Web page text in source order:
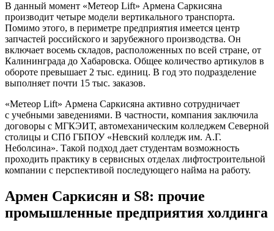
В данный момент «Метеор Lift» Армена Саркисяна
производит четыре модели вертикального транспорта.
Помимо этого, в периметре предприятия имеется центр
запчастей российского и зарубежного производства. Он
включает восемь складов, расположенных по всей стране, от
Калининграда до Хабаровска. Общее количество артикулов в
обороте превышает 2 тыс. единиц. В год это подразделение
выполняет почти 15 тыс. заказов.
«Метеор Lift» Армена Саркисяна активно сотрудничает
с учебными заведениями. В частности, компания заключила
договоры с МГКЭИТ, автомеханическим колледжем Северной
столицы и СПб ГБПОУ «Невский колледж им. А.Г.
Неболсина». Такой подход дает студентам возможность
проходить практику в сервисных отделах лифтостроительной
компании с перспективой последующего найма на работу.
Армен Саркисян и S8: прочие
промышленные предприятия холдинга